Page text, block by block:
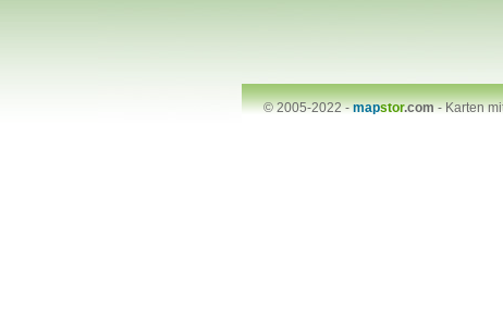
© 2005-2022 -mapstor.com-Karten